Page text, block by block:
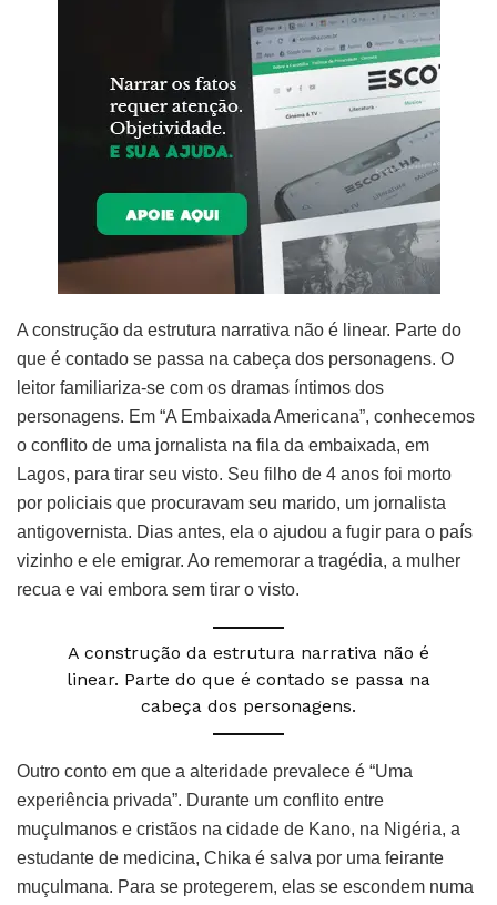
A construção da estrutura narrativa não é linear. Parte do
que é contado se passa na cabeça dos personagens. O
leitor familiariza-se com os dramas íntimos dos
personagens. Em “A Embaixada Americana”, conhecemos
o conflito de uma jornalista na fila da embaixada, em
Lagos, para tirar seu visto. Seu filho de 4 anos foi morto
por policiais que procuravam seu marido, um jornalista
antigovernista. Dias antes, ela o ajudou a fugir para o país
vizinho e ele emigrar. Ao rememorar a tragédia, a mulher
recua e vai embora sem tirar o visto.
A construção da estrutura narrativa não é
linear. Parte do que é contado se passa na
cabeça dos personagens.
Outro conto em que a alteridade prevalece é “Uma
experiência privada”. Durante um conflito entre
muçulmanos e cristãos na cidade de Kano, na Nigéria, a
estudante de medicina, Chika é salva por uma feirante
muçulmana. Para se protegerem, elas se escondem numa